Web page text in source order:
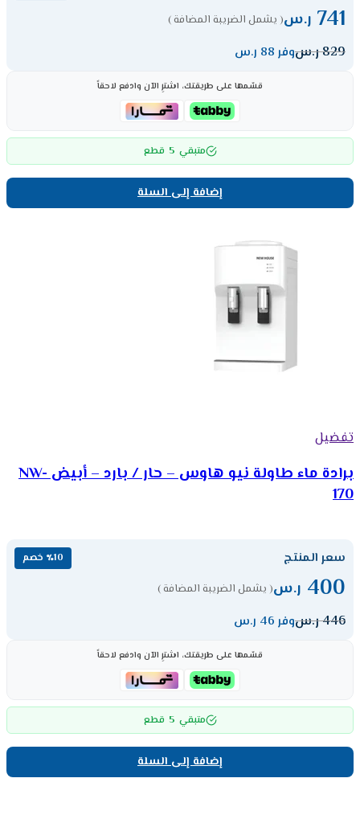
741 ر.س( يشمل الضريبة المضافة )
829ر.سوفر 88 ر.س
قسّمها على طريقتك، اشترِ الآن وادفع لاحقاً
متبقي 5 قطع
إضافة إلى السلة
تفضيل
برادة ماء طاولة نيو هاوس – حار / بارد – أبيض NW-
170
سعر المنتج ٪10 خصم
400 ر.س( يشمل الضريبة المضافة )
446ر.سوفر 46 ر.س
قسّمها على طريقتك، اشترِ الآن وادفع لاحقاً
متبقي 5 قطع
إضافة إلى السلة